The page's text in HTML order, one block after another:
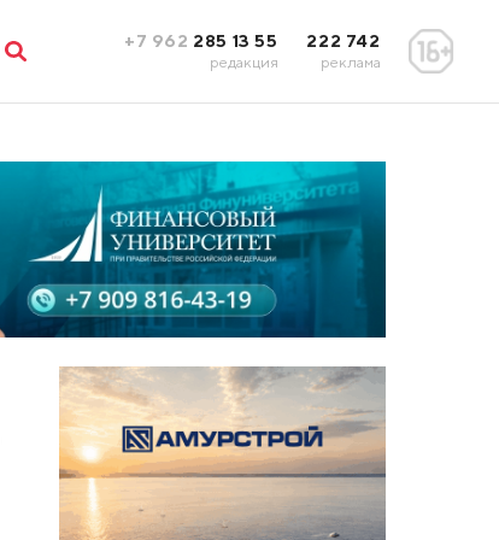
+7 962 285 13 55
редакция
222 742
реклама